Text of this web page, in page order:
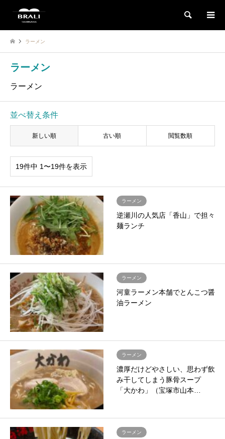
検索
ラーメン
ラーメン
ラーメン
並べ替え条件
新しい順 古い順 閲覧数順
19件中 1〜19件を表示
ラーメン
逆瀬川の人気店「香山」で担々
麺ランチ
ラーメン
河童ラーメン本舗でとんこつ醤
油ラーメン
ラーメン
濃厚だけどやさしい、思わず飲
み干してしまう豚骨スープ
「大かわ」（宝塚市山本…
ラーメン